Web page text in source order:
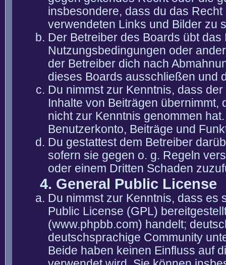
insbesondere, dass du das
verwendeten Links und Bilder zu
Der Betreiber des Boards übt
Nutzungsbedingungen oder
der Betreiber dich nach
dieses Boards ausschließen und
Du nimmst zur Kenntnis, dass
Inhalte von Beiträgen übernimmt,
nicht zur Kenntnis genommen
Benutzerkonto, Beiträge und
Du gestattest dem Betreiber
sofern sie gegen o. g. Regeln
oder einem Dritten Schaden
4. General Public License
Du nimmst zur Kenntnis, dass es
Public License (GPL)
(www.phpbb.com) handelt;
deutschsprachige Community
Beide haben keinen Einfluss auf